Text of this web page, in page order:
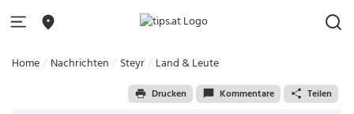
Home Nachrichten Steyr Land & Leute
Drucken Kommentare Teilen